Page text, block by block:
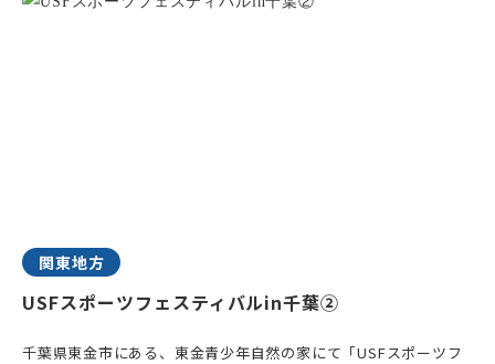
関東地方
USFスポーツフェスティバルin千葉②
千葉県東金市にある、東金青少年自然の家にて「USFスポーツフ